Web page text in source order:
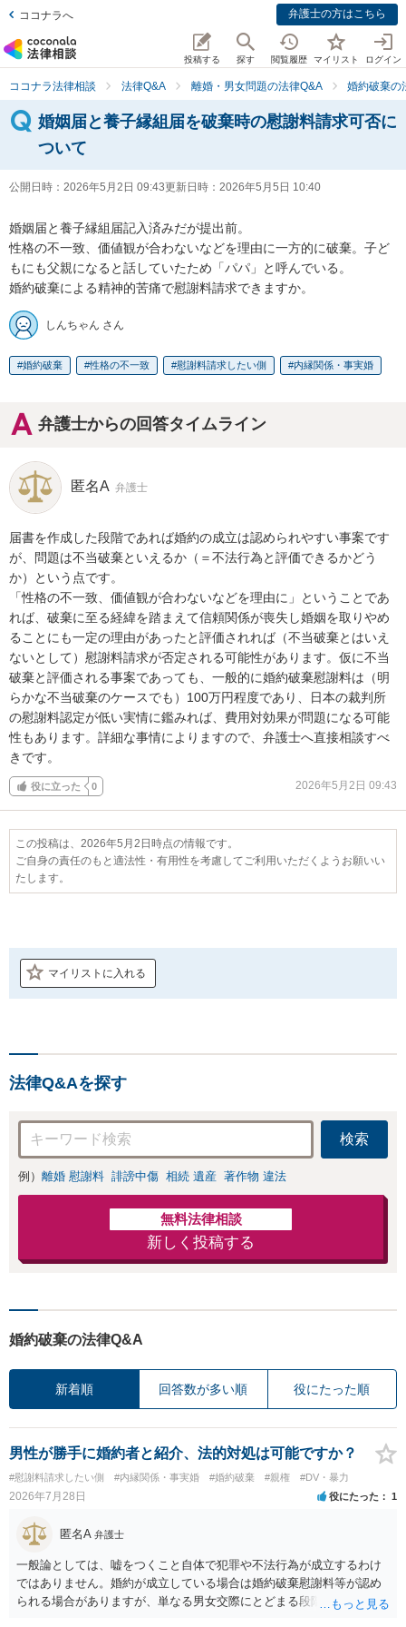
ココナラへ 弁護士の方はこちら
投稿する 探す 閲覧履歴 マイリスト ログイン
ココナラ法律相談 法律Q&A 離婚・男女問題の法律Q&A 婚約破棄の
婚姻届と養子縁組届を破棄時の慰謝料請求可否に
ついて
公開日時： 2026年5月2日 09:43更新日時： 2026年5月5日 10:40
婚姻届と養子縁組届記入済みだが提出前。
性格の不一致、価値観が合わないなどを理由に一方的に破棄。子ど
もにも父親になると話していたため「パパ」と呼んでいる。
婚約破棄による精神的苦痛で慰謝料請求できますか。
しんちゃん さん
婚約破棄 性格の不一致 慰謝料請求したい側 内縁関係・事実婚
弁護士からの回答タイムライン
匿名A 弁護士
届書を作成した段階であれば婚約の成立は認められやすい事案です
が、問題は不当破棄といえるか（＝不法行為と評価できるかどう
か）という点です。
「性格の不一致、価値観が合わないなどを理由に」ということであ
れば、破棄に至る経緯を踏まえて信頼関係が喪失し婚姻を取りやめ
ることにも一定の理由があったと評価されれば（不当破棄とはいえ
ないとして）慰謝料請求が否定される可能性があります。仮に不当
破棄と評価される事案であっても、一般的に婚約破棄慰謝料は（明
らかな不当破棄のケースでも）100万円程度であり、日本の裁判所
の慰謝料認定が低い実情に鑑みれば、費用対効果が問題になる可能
性もあります。詳細な事情によりますので、弁護士へ直接相談すべ
きです。
役に立った 0 2026年5月2日 09:43
この投稿は、2026年5月2日時点の情報です。
ご自身の責任のもと適法性・有用性を考慮してご利用いただくようお願いい
たします。
マイリストに入れる
法律Q&Aを探す
検索
例） 離婚 慰謝料 誹謗中傷 相続 遺産 著作物 違法
無料法律相談
新しく投稿する
婚約破棄の法律Q&A
新着順 回答数が多い順 役にたった順
男性が勝手に婚約者と紹介、法的対処は可能ですか？
#慰謝料請求したい側 #内縁関係・事実婚 #婚約破棄 #親権 #DV・暴力
2026年7月28日 役にたった 1
匿名A 弁護士
一般論としては、嘘をつくこと自体で犯罪や不法行為が成立するわけ
ではありません。婚約が成立している場合は婚約破棄慰謝料等が認め
られる場合がありますが、単なる男女交際にとどまる段階の場合、独